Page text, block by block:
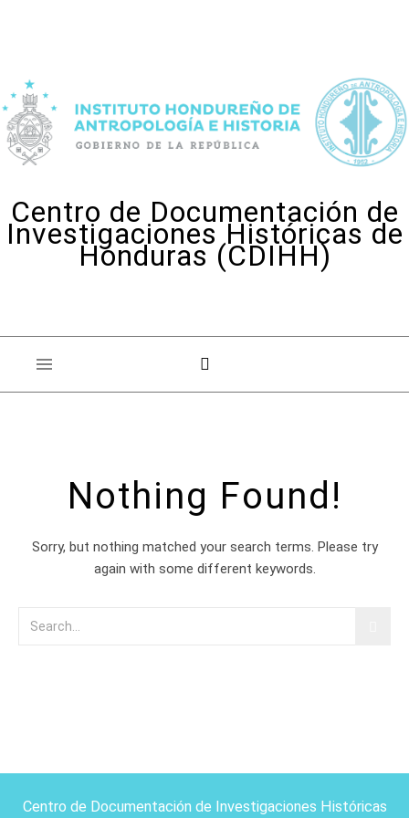
Centro de Documentación de
Investigaciones Históricas de
Honduras (CDIHH)
Nothing Found!
Sorry, but nothing matched your search terms. Please try
again with some different keywords.
Centro de Documentación de Investigaciones Históricas